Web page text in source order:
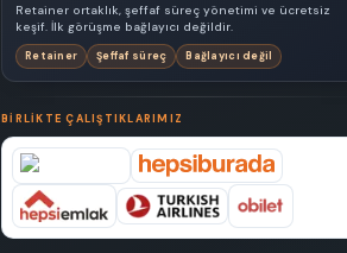
Retainer ortaklık, şeffaf süreç yönetimi ve ücretsiz
keşif. İlk görüşme bağlayıcı değildir.
Retainer Şeffaf süreç Bağlayıcı değil
BIRLIKTE ÇALIŞTIKLARIMIZ